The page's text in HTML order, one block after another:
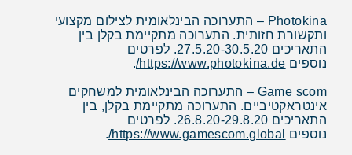
Photokina – התערוכה הבינלאומית לצילום מקצועי
ותקשורת חזותית. התערוכה מתקיימת בקלן בין
התאריכים 27.5.20-30.5.20. לפרטים
נוספים https://www.photokina.de/
.
Game scom – התערוכה הבינלאומית למשחקים
אינטראקטיביים. התערוכה מתקיימת בקלן, בין
התאריכים 26.8.20-29.8.20. לפרטים
נוספים
https://www.gamescom.global/
.